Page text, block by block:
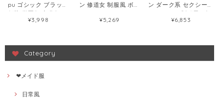
pu ゴシック ブラック
仮装 学園祭 文化祭 ワ
ンピース87400814
¥3,998
ン 修道女 制服風 ボデ
ー ランジェリー
¥5,269
ン ダーク系 セクシーラ
ンジェリー 制服風 ゴシ
ック コスプ 衣装
¥6,853
Category
❤メイド服
日常風